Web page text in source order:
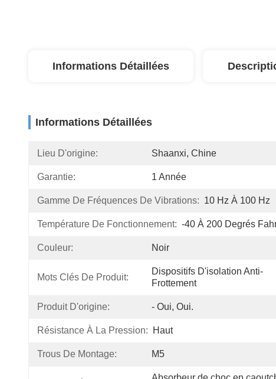
Informations Détaillées
Informations Détaillées
Lieu D'origine: Shaanxi, Chine
Garantie: 1 Année
Gamme De Fréquences De Vibrations: 10 Hz À 100 Hz
Température De Fonctionnement: -40 À 200 Degrés
Couleur: Noir
Mots Clés De Produit:
Dispositifs D'isolation Anti-
Frottement
Produit D'origine: - Oui, Oui.
Résistance À La Pression: Haut
Trous De Montage: M5